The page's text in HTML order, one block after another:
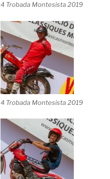
4 Trobada Montesista 2019
4 Trobada Montesista 2019